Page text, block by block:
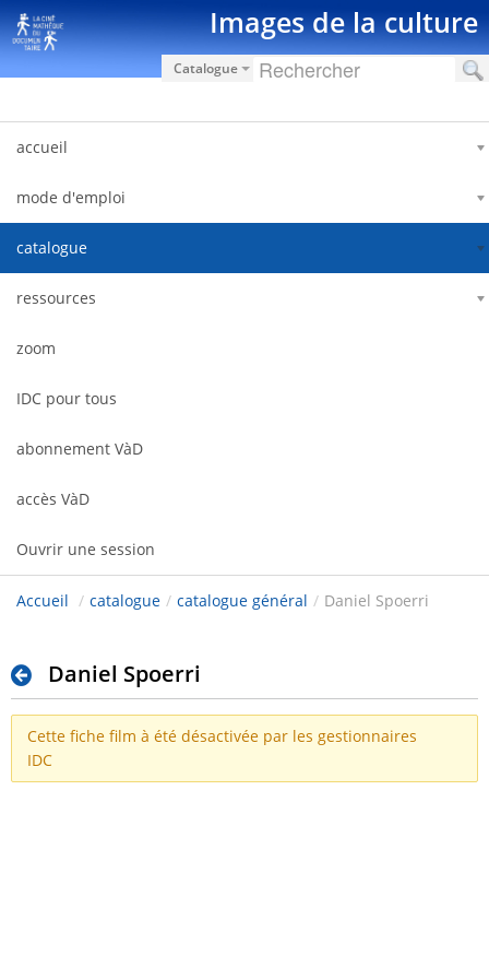
Saut au contenu Images de la culture
Catalogue
accueil
mode d'emploi
catalogue
ressources
zoom
IDC pour tous
abonnement VàD
accès VàD
Ouvrir une session
Accueil / catalogue / catalogue général / Daniel Spoerri
Daniel Spoerri
Cette fiche film à été désactivée par les gestionnaires
IDC